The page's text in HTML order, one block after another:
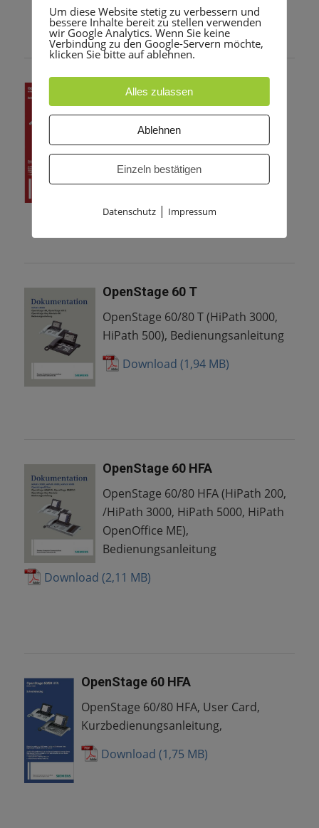
OpenStage 40 HFA
OpenStage 40 HFA, User Card,
Kurzbedienungsanleitung
Download
OpenStage 60 T
OpenStage 60/80 T (HiPath 3000,
HiPath 500), Bedienungsanleitung
Download
OpenStage 60 HFA
OpenStage 60/80 HFA (HiPath 200,
/HiPath 3000, HiPath 5000, HiPath
OpenOffice ME),
Bedienungsanleitung
Download
OpenStage 60 HFA
OpenStage 60/80 HFA, User Card,
Kurzbedienungsanleitung,
Download
Um diese Website stetig zu verbessern und
bessere Inhalte bereit zu stellen verwenden
wir Google Analytics. Wenn Sie keine
Verbindung zu den Google-Servern möchte,
klicken Sie bitte auf ablehnen.
Alles zulassen
Ablehnen
Einzeln bestätigen
Datenschutz| Impressum